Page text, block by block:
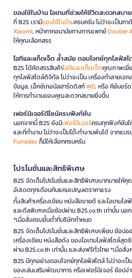
ของใช้ในบ้าน ไอเทมที่ช่วยให้ชีวิตสะดวกสบา
ที่ B2S เรามีของใช้ในบ้านครบครัน ไม่ว่าจะเป็นกา
Xiaomi, หน้ากากอนามัยทางการแพทย์Double
ให้คุณเลือกสรร
ไอทีและแก็ดเจ็ต ล้ำสมัย ตอบโจทย์ทุกไลฟ์สไ
B2S ได้คัดสรรสินค้าไอทีและแก็ดเจ็ตคุณภาพเยี่
ทุกไลฟ์สไตล์ดิจิทัล ไม่ว่าจะเป็น เครื่องทำลายเอก
ข้อมูล, เอ็กซ์เทอนัลฮาร์ดดิสก์WD, หรือ คีย์บอร์ด
ให้การทำงานของคุณสะดวกสบายยิ่งขึ้น
เฟอร์นิเจอร์ดีไซน์ครบฟังก์ชั่น
นอกจากนี้ B2S ยังมีเฟอร์นิเจอร์ครบทุกฟังก์ชัน
และที่ทำงาน ไม่ว่าจะเป็นโต๊ะทำงานพับได้ จากแบ
Furradecก็มีให้เลือกครบครัน
โปรโมชั่นและสิทธิพิเศษ
B2S จัดเต็มโปรโมชั่นและสิทธิพิเศษมากมายให้
อัปเดตทุกเดือนกับแคมเปญลดราคาแรง
ทั้งสินค้าเครื่องเขียน หนังสือขายดี และไอเทม
และดีลพิเศษเมื่อช้อปผ่าน B2S.co.th เท่านั้น นอ
*เมื่อสั่งครบขั้นต่ำที่บริษัทกำหนด
B2S จัดเต็มโปรโมชั่นและสิทธิพิเศษเพียบ ช้อปอ
เครื่องเขียน หนังสือดัง ของไอเทมไลฟ์สไตล์สุ
ผ่าน B2S.co.th เท่านั้น และส่งฟรีทั่วไทย *เมื่อสั่
B2S มีทุกอย่างตอบโจทย์ทุกไลฟ์สไตล์ ไม่ว่าจะเ
ของเล่นเสริมพัฒนาการ หรือเฟอร์นิเจอร์ ช้อปง่